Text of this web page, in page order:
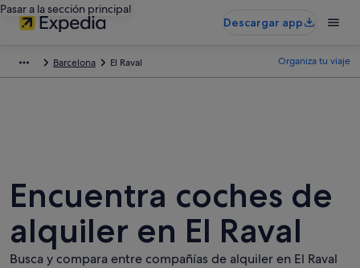
Pasar a la sección principal
Descargar app
Barcelona El Raval Organiza tu viaje
Encuentra coches de
alquiler en El Raval
Busca y compara entre compañías de alquiler en El Raval